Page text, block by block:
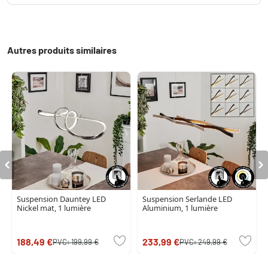
Autres produits similaires
Suspension Dauntey LED
Nickel mat, 1 lumière
188,49 €PVC:199,99 €
Suspension Serlande LED
Aluminium, 1 lumière
233,99 €PVC:249,99 €